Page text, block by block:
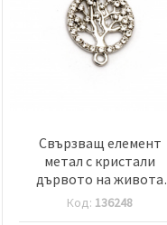
Свързващ елемент
метал с кристали
дървото на живота
23x17x2 мм дупка 1.5 мм
сребро -2 броя
Код: 136248